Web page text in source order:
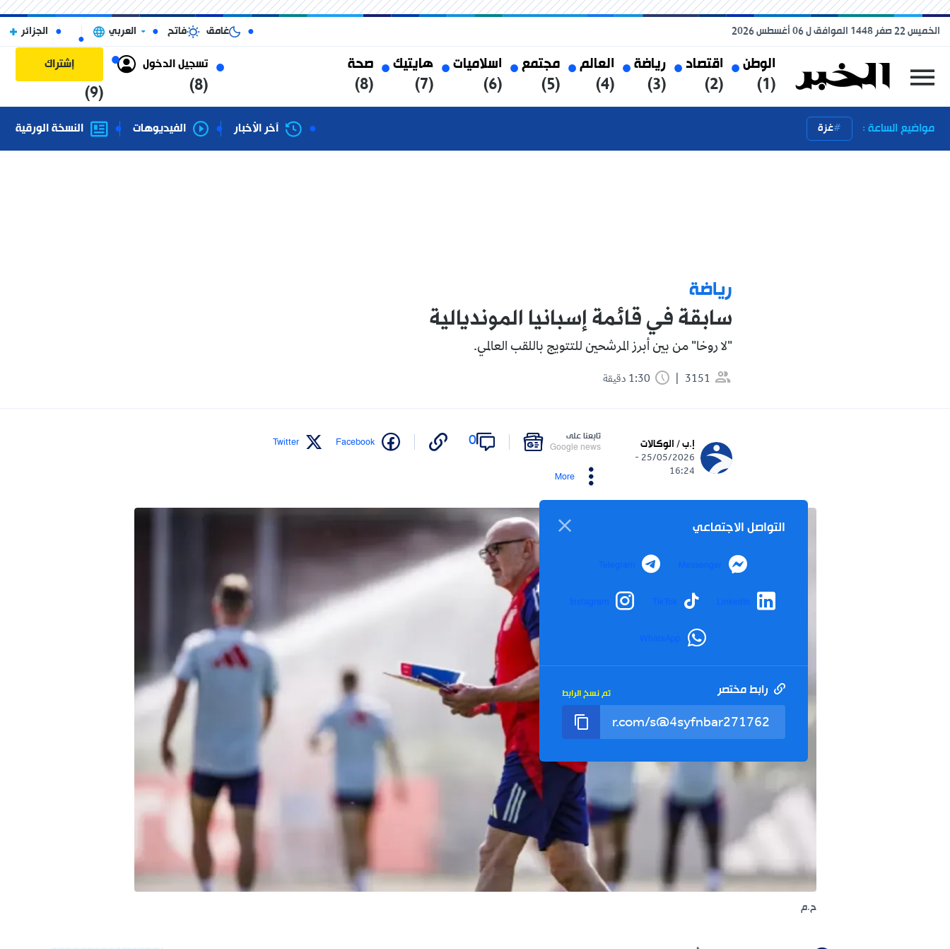
الوطن
(1)
اقتصاد
(2)
رياضة
(3)
العالم
(4)
مجتمع
(5)
اسلاميات
(6)
هايتيك
(7)
صحة
(8)
تسجيل الدخول
(8)
إشتراك
(9)
الخميس 22 صفر 1448 الموافق ل 06 أغسطس 2026 غامق فاتح العربي الجزائر
مواضيع الساعة : غزة آخر الأخبار الفيديوهات النسخة الورقية
رياضة
سابقة في قائمة إسبانيا المونديالية
"لا روخا" من بين أبرز المرشحين للتتويج باللقب العالمي.
3151
إ.ب / الوكالات
25/05/2026 -
16:24
تابعنا على
Google news
0
Facebook
Twitter
More
التواصل الاجتماعي
Messenger
Telegram
LinkedIn
TikTok
Instagram
WhatsApp
رابط مختصر تم نسخ الرابط
ح.م